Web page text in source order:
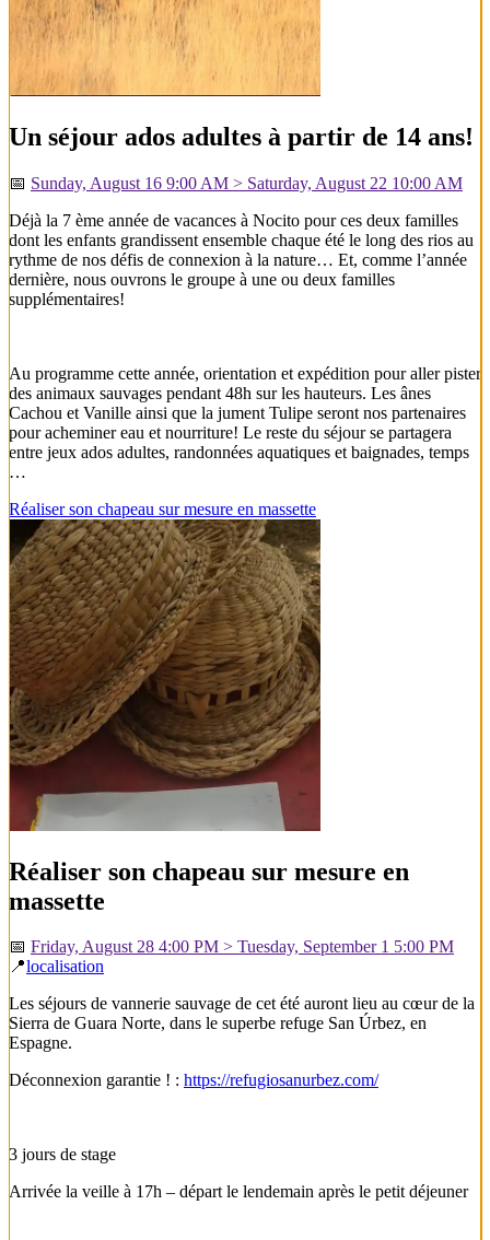
Un séjour ados adultes à partir de 14 ans!
📅Sunday, August 16 9:00 AM > Saturday, August 22 10:00 AM
Déjà la 7 ème année de vacances à Nocito pour ces deux familles
dont les enfants grandissent ensemble chaque été le long des rios au
rythme de nos défis de connexion à la nature… Et, comme l’année
dernière, nous ouvrons le groupe à une ou deux familles
supplémentaires!
Au programme cette année, orientation et expédition pour aller pister
des animaux sauvages pendant 48h sur les hauteurs. Les ânes
Cachou et Vanille ainsi que la jument Tulipe seront nos partenaires
pour acheminer eau et nourriture! Le reste du séjour se partagera
entre jeux ados adultes, randonnées aquatiques et baignades, temps
…
Réaliser son chapeau sur mesure en massette
Réaliser son chapeau sur mesure en
massette
📅Friday, August 28 4:00 PM > Tuesday, September 1 5:00 PM
📍localisation
Les séjours de vannerie sauvage de cet été auront lieu au cœur de la
Sierra de Guara Norte, dans le superbe refuge San Úrbez, en
Espagne.
Déconnexion garantie ! : https://refugiosanurbez.com/
3 jours de stage
Arrivée la veille à 17h – départ le lendemain après le petit déjeuner